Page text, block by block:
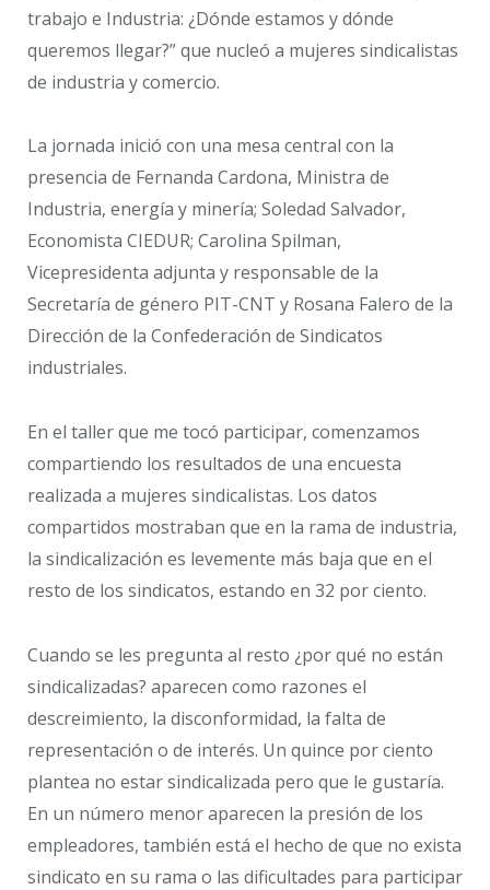
trabajo e Industria: ¿Dónde estamos y dónde
queremos llegar?” que nucleó a mujeres sindicalistas
de industria y comercio.
La jornada inició con una mesa central con la
presencia de Fernanda Cardona, Ministra de
Industria, energía y minería; Soledad Salvador,
Economista CIEDUR; Carolina Spilman,
Vicepresidenta adjunta y responsable de la
Secretaría de género PIT-CNT y Rosana Falero de la
Dirección de la Confederación de Sindicatos
industriales.
En el taller que me tocó participar, comenzamos
compartiendo los resultados de una encuesta
realizada a mujeres sindicalistas. Los datos
compartidos mostraban que en la rama de industria,
la sindicalización es levemente más baja que en el
resto de los sindicatos, estando en 32 por ciento.
Cuando se les pregunta al resto ¿por qué no están
sindicalizadas? aparecen como razones el
descreimiento, la disconformidad, la falta de
representación o de interés. Un quince por ciento
plantea no estar sindicalizada pero que le gustaría.
En un número menor aparecen la presión de los
empleadores, también está el hecho de que no exista
sindicato en su rama o las dificultades para participar